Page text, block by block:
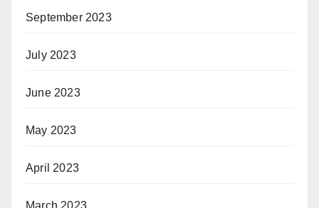
September 2023
July 2023
June 2023
May 2023
April 2023